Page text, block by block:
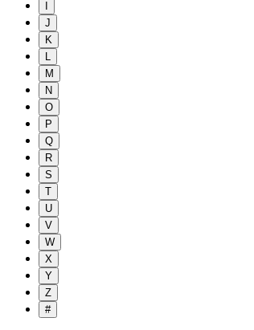
J
K
L
M
N
O
P
Q
R
S
T
U
V
W
X
Y
Z
#